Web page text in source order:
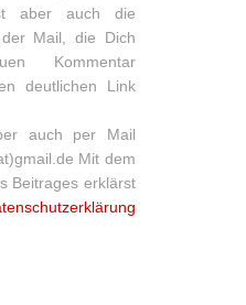
aber auch die
Mail, die Dich
Kommentar
deutlichen Link
auch per Mail
Mit dem
Beitrages erklärst